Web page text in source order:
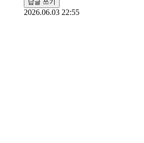
답글 쓰기
2026.06.03 22:55